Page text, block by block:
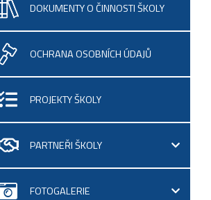
DOKUMENTY O ČINNOSTI ŠKOLY
OCHRANA OSOBNÍCH ÚDAJŮ
PROJEKTY ŠKOLY
PARTNEŘI ŠKOLY
FOTOGALERIE